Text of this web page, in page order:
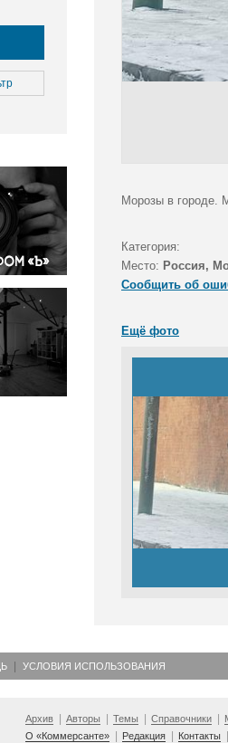
Морозы в городе.
Категория:
Место: Россия,
Сообщить об
Ещё фото
УСЛОВИЯ ИСПОЛЬЗОВАНИЯ
Архив Авторы Темы Справочники
О «Коммерсанте»
Редакция Контакты